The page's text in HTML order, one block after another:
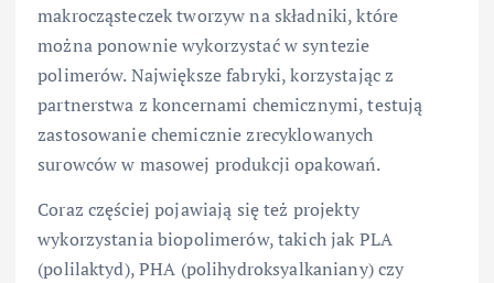
makrocząsteczek tworzyw na składniki, które
można ponownie wykorzystać w syntezie
polimerów. Największe fabryki, korzystając z
partnerstwa z koncernami chemicznymi, testują
zastosowanie chemicznie zrecyklowanych
surowców w masowej produkcji opakowań.
Coraz częściej pojawiają się też projekty
wykorzystania biopolimerów, takich jak PLA
(polilaktyd), PHA (polihydroksyalkaniany) czy